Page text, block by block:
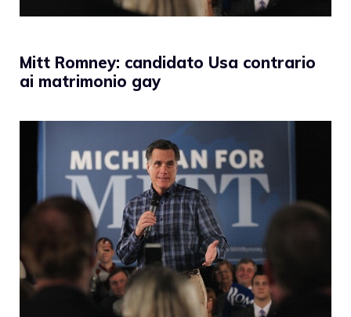
Mitt Romney: candidato Usa contrario
ai matrimonio gay